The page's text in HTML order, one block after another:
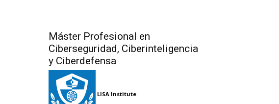
Máster Profesional en
Ciberseguridad, Ciberinteligencia
y Ciberdefensa
LISA Institute